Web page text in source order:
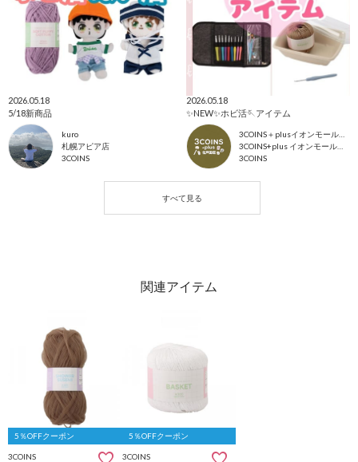
2026.05.18
5/18新商品
kuro
札幌アピア店
3COINS
2026.05.18
✨NEW✨ホビ活🪡アイテム
3COINS
5％OFFクーポン
3COINS
5％OFFクーポン
3COINS